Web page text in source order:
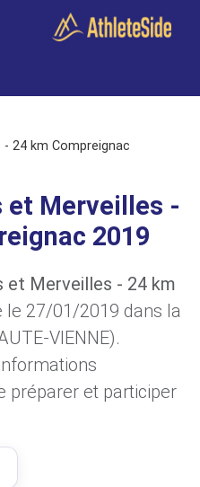
24 km Compreignac
et Merveilles -
2019
et Merveilles - 24 km
le 27/01/2019 dans la
VIENNE).
préparer et participer